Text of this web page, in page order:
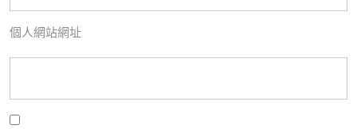
個人網站網址